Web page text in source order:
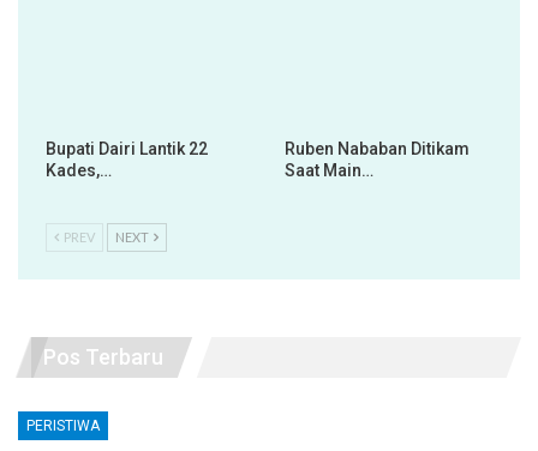
Bupati Dairi Lantik 22
Kades,…
Ruben Nababan Ditikam
Saat Main…
PREV NEXT
Pos Terbaru
PERISTIWA